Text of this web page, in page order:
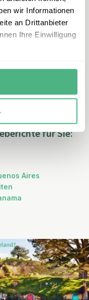
wir Informationen
an Drittanbieter
Ihre Einwilligung
, geheimnisvolle
Sie alles was das
Ihnen die
für Sie:
Aires